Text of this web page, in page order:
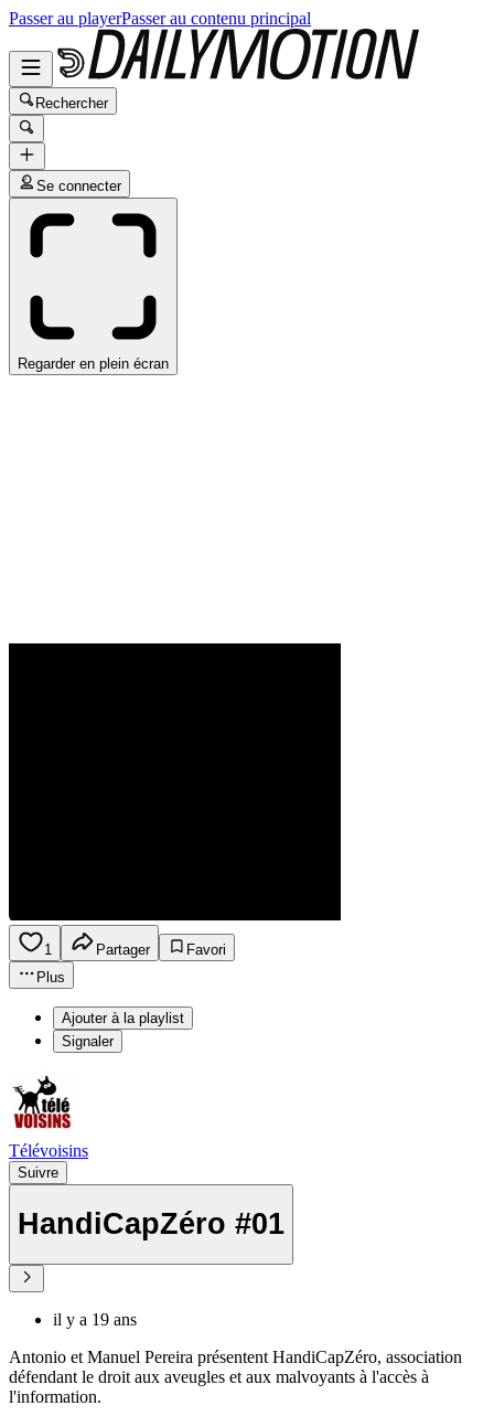
Passer au playerPasser au contenu principal
Rechercher
Se connecter
Regarder en plein écran
1 Partager
Favori
Plus
Ajouter à la playlist
Signaler
Télévoisins
Suivre
HandiCapZéro #01
il y a 19 ans
Antonio et Manuel Pereira présentent HandiCapZéro, association
défendant le droit aux aveugles et aux malvoyants à l'accès à
l'information.